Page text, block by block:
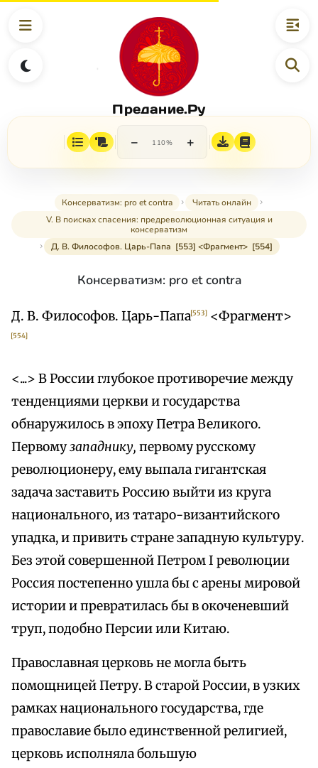
Предание.Ру
− 110% +
Консерватизм: pro et contra
Читать онлайн
V. В поисках спасения: предреволюционная ситуация и
консерватизм
Д. В. Философов. Царь-Папа [553] <Фрагмент> [554]
Консерватизм: pro et contra
Д. В. Философов. Царь-Папа[553] <Фрагмент>
[554]
<...> В России глубокое противоречие между
тенденциями церкви и государства
обнаружилось в эпоху Петра Великого.
Первомузападнику, первому русскому
революционеру, ему выпала гигантская
задача заставить Россию выйти из круга
национального, из татаро-византийского
упадка, и привить стране западную культуру.
Без этой совершенной Петром I революции
Россия постепенно ушла бы с арены мировой
истории и превратилась бы в окоченевший
труп, подобно Персии или Китаю.
Православная церковь не могла быть
помощницей Петру. В старой России, в узких
рамках национального государства, где
православие было единственной религией,
церковь исполняла большую